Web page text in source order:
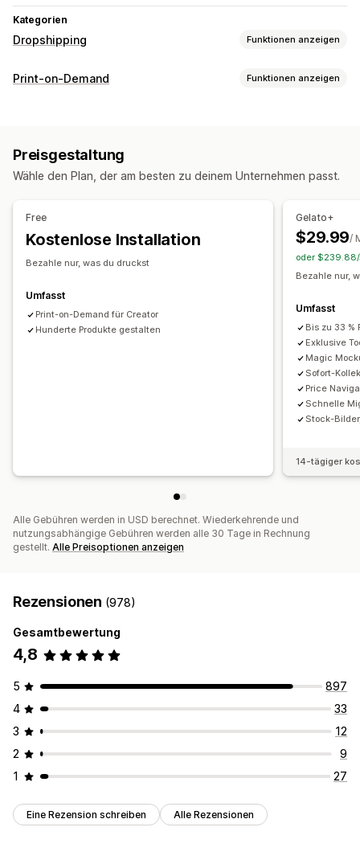
Kategorien
Dropshipping Funktionen anzeigen
Produkte, die du verkaufen kannst
Australien Brasilien
Frankreich
Indien Italien Japan Kanada
Mexiko
Schweden
Vereinigte Arabische Emirate
Print-on-Demand Funktionen anzeigen
Designtools
Mockup-Generator
Diskrete Verpackung
Preisgestaltung
Wähle den Plan, der am besten zu deinem Unternehmen passt.
Free
Kostenlose Installation
Bezahle nur, was du druckst
Umfasst
Print-on-Demand für Creator
Hunderte Produkte gestalten
Gelato+
$29.99/
oder $239.88/
Bezahle nur,
Umfasst
Bis zu 33 %
Exklusive
Magic
Sofort-
Price
Schnelle
Stock-
14-tägiger
Alle Gebühren werden in USD berechnet. Wiederkehrende und
nutzungsabhängige Gebühren werden alle 30 Tage in Rechnung
gestellt. Alle Preisoptionen anzeigen
Rezensionen (978)
Gesamtbewertung
4,8
5
897
4
33
3
12
2
9
1
27
Eine Rezension schreiben Alle Rezensionen